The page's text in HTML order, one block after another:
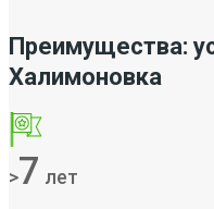
Преимущества:
Халимоновка
>7 лет